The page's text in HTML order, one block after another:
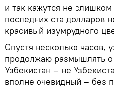
и так кажутся не
последних ста долларов
красивый изумрудного
Спустя несколько часов,
продолжаю размышлять о
Узбекистан – не
вполне очевидный – без